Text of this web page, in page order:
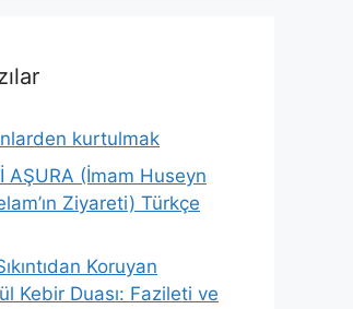
kurtulmak
AŞURA (İmam Huseyn
Ziyareti) Türkçe
Koruyan
Kebir Duası: Fazileti ve